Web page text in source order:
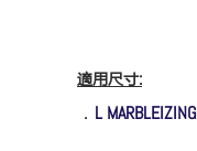
適用尺寸:
． L MARBLEIZING